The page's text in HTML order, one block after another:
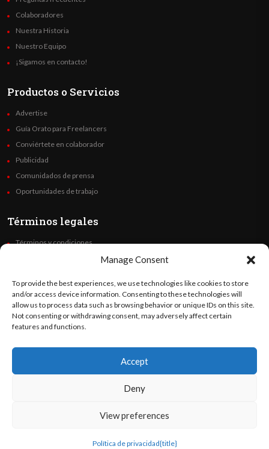
Manage Consent
To provide the best experiences, we use technologies like cookies to store
and/or access device information. Consenting to these technologies will
allow us to process data such as browsing behavior or unique IDs on this site.
Not consenting or withdrawing consent, may adversely affect certain
features and functions.
Accept
Deny
View preferences
Política de privacidad{title}
Colaboradores
Nuestra Historia
Nuestro Equipo
¡Sigamos en contacto!
Productos o Servicios
Advertise
Guía Orato para Freelancers
Conviértete en colaborador
Publicidad
Comunidados de prensa
Oportunidades de trabajo
Términos legales
Términos y condiciones
Code of Ethics
Síguenos
©OratoWorld Media 2026. Todos los derechos reservados..